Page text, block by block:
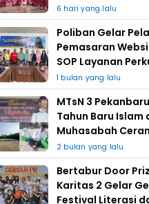
6 hari yang lalu
Poliban Gelar
Pemasaran
SOP Layanan
UMKM Berkat Guru
1 bulan yang lalu
MTsN 3
Tahun Baru Islam
Muhasabah
Agama
2 bulan yang lalu
Bertabur Door
Karitas 2 Gelar
Festival Literasi